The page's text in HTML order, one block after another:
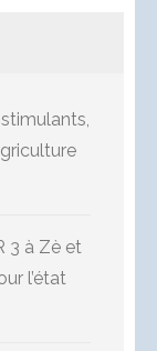
3 à Zè et
l’état